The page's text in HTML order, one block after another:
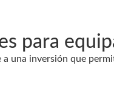
para
a una inversión que